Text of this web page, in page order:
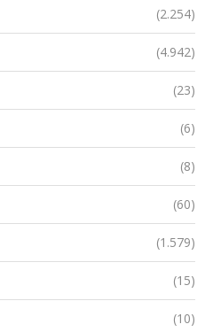
(2.254)
(4.942)
(23)
(6)
(8)
(60)
(1.579)
(15)
(10)